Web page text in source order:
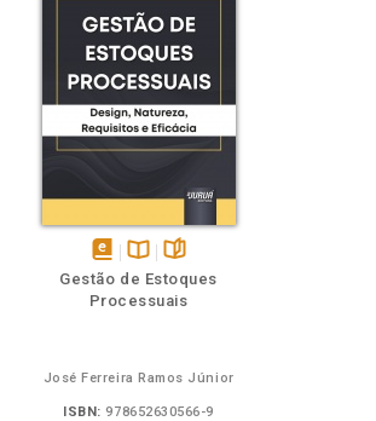
disponível
em
Disponível
na
páginas
Gestão de Estoques
Processuais
José Ferreira Ramos Júnior
ISBN: 978652630566-9